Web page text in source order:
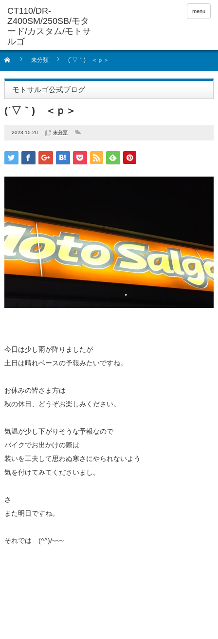
menu
未分類 (´▽｀) ＜ｐ＞
モトサルゴ公式ブログ
(´▽｀) ＜ｐ＞
2023.10.20 未分類
今日は少し雨が降りましたが
土日は晴れベースの予報みたいですね。
お休みの皆さま方は
秋の休日、どうぞお楽しみください。
気温が少し下がりそうな予報なので
バイクでお出かけの際は
装いを工夫して思わぬ寒さにやられないよう
気を付けてみてくださいまし。
さ
また明日ですね。
それでは (^^)/~~~